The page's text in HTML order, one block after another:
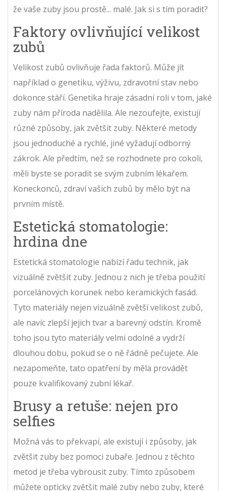
že vaše zuby jsou prostě... malé. Jak si s tím poradit?
Faktory ovlivňující velikost
zubů
Velikost zubů ovlivňuje řada faktorů. Může jít
například o genetiku, výživu, zdravotní stav nebo
dokonce stáří. Genetika hraje zásadní roli v tom, jaké
zuby nám příroda nadělila. Ale nezoufejte, existují
různé způsoby, jak zvětšit zuby. Některé metody
jsou jednoduché a rychlé, jiné vyžadují odborný
zákrok. Ale předtím, než se rozhodnete pro cokoli,
měli byste se poradit se svým zubním lékařem.
Koneckonců, zdraví vašich zubů by mělo být na
prvním místě.
Estetická stomatologie:
hrdina dne
Estetická stomatologie nabízí řadu technik, jak
vizuálně zvětšit zuby. Jednou z nich je třeba použití
porcelánových korunek nebo keramických fasád.
Tyto materiály nejen vizuálně zvětší velikost zubů,
ale navíc zlepší jejich tvar a barevný odstín. Kromě
toho jsou tyto materiály velmi odolné a vydrží
dlouhou dobu, pokud se o ně řádně pečujete. Ale
nezapomeňte, tato opatření by měla provádět
pouze kvalifikovaný zubní lékař.
Brusy a retuše: nejen pro
selfies
Možná vás to překvapí, ale existují i způsoby, jak
zvětšit zuby bez pomoci zubaře. Jednou z těchto
metod je třeba vybrousit zuby. Tímto způsobem
můžete opticky zvětšit malé zuby nebo zuby, které